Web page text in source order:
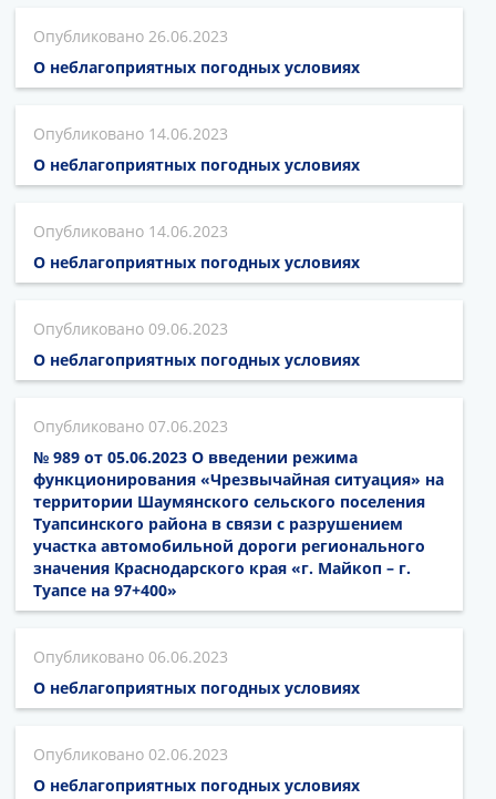
26.06.2023
О неблагоприятных погодных условиях
14.06.2023
О неблагоприятных погодных условиях
14.06.2023
О неблагоприятных погодных условиях
09.06.2023
О неблагоприятных погодных условиях
07.06.2023
№ 989 от 05.06.2023 О введении режима
функционирования «Чрезвычайная ситуация» на
территории Шаумянского сельского поселения
Туапсинского района в связи с разрушением
участка автомобильной дороги регионального
значения Краснодарского края «г. Майкоп – г.
Туапсе на 97+400»
06.06.2023
О неблагоприятных погодных условиях
02.06.2023
О неблагоприятных погодных условиях